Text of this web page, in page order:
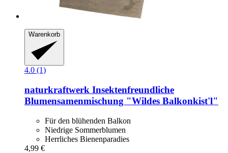
Warenkorb
4.0 (1)
naturkraftwerk Insektenfreundliche
Blumensamenmischung "Wildes Balkonkist'l"
Für den blühenden Balkon
Niedrige Sommerblumen
Herrliches Bienenparadies
4,99 €